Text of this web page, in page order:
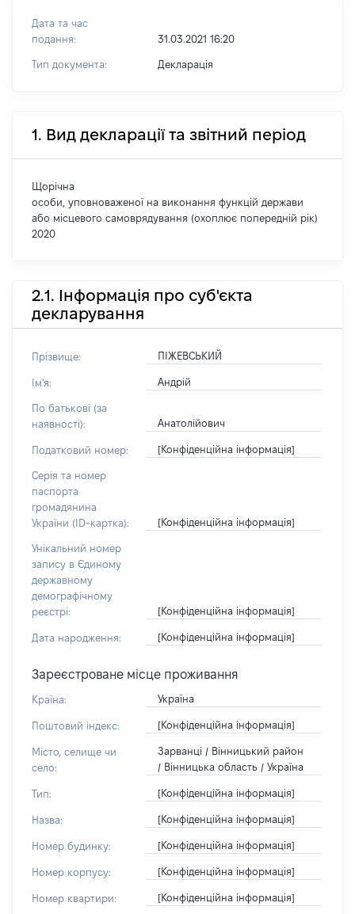
Дата та час
подання:
31.03.2021 16:20
Тип документа: Декларація
1. Вид декларації та звітний період
Щорічна
особи, уповноваженої на виконання функцій держави
або місцевого самоврядування (охоплює попередній рік)
2020
2.1. Інформація про суб'єкта
декларування
Прізвище: ПІЖЕВСЬКИЙ
Ім'я: Андрій
По батькові (за
наявності):
Анатолійович
Податковий номер: [Конфіденційна інформація]
Серія та номер
паспорта
громадянина
України (ID-картка):
[Конфіденційна інформація]
Унікальний номер
запису в Єдиному
державному
демографічному
реєстрі:
[Конфіденційна інформація]
Дата народження: [Конфіденційна інформація]
Зареєстроване місце проживання
Країна: Україна
Поштовий індекс: [Конфіденційна інформація]
Місто, селище чи
село:
Зарванці / Вінницький район
/ Вінницька область / Україна
Тип: [Конфіденційна інформація]
Назва: [Конфіденційна інформація]
Номер будинку: [Конфіденційна інформація]
Номер корпусу: [Конфіденційна інформація]
Номер квартири: [Конфіденційна інформація]